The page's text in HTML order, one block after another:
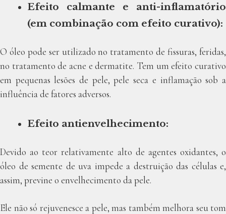
Efeito calmante e anti-inflamatório
(em combinação com efeito curativo):
O óleo pode ser utilizado no tratamento de fissuras, feridas,
no tratamento de acne e dermatite. Tem um efeito curativo
em pequenas lesões de pele, pele seca e inflamação sob a
influência de fatores adversos.
Efeito antienvelhecimento:
Devido ao teor relativamente alto de agentes oxidantes, o
óleo de semente de uva impede a destruição das células e,
assim, previne o envelhecimento da pele.
Ele não só rejuvenesce a pele, mas também melhora seu tom